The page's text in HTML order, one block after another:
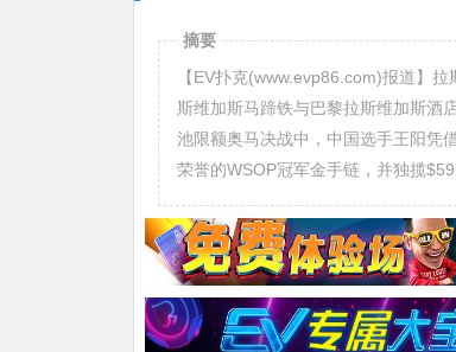
摘要
【EV扑克(www.evp86.com)报道】
斯维加斯马蹄铁与巴黎拉斯维加斯酒
池限额奥马决战中，中国选手王阳凭
荣誉的WSOP冠军金手链，并独揽